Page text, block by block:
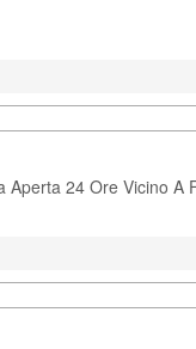
Aperta 24 Ore Vicino A